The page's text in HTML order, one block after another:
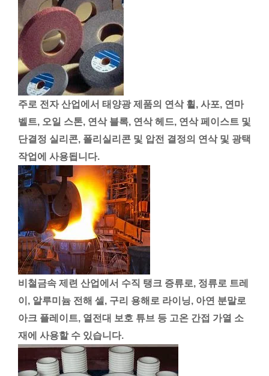
주로 전자 산업에서 태양광 제품의 연삭 휠, 사포, 연마
벨트, 오일 스톤, 연삭 블록, 연삭 헤드, 연삭 페이스트 및
단결정 실리콘, 폴리실리콘 및 압전 결정의 연삭 및 광택
작업에 ​​사용됩니다.
비철금속 제련 산업에서 수직 탱크 증류로, 정류로 트레
이, 알루미늄 전해 셀, 구리 용해로 라이닝, 아연 분말로
아크 플레이트, 열전대 보호 튜브 등 고온 간접 가열 소
재에 사용할 수 있습니다.